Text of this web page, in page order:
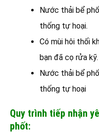
Nước thải bể
thống tự hoại.
Có mùi hôi thối
bạn đã cọ rửa kỹ.
Nước thải bể
thống tự hoại
Quy trình tiếp nhận
phốt: